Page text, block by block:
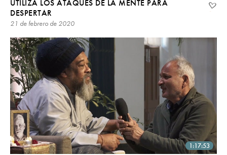
UTILIZA LOS ATAQUES DE LA MENTE PARA
DESPERTAR
21 de febrero de 2020
1:17:53